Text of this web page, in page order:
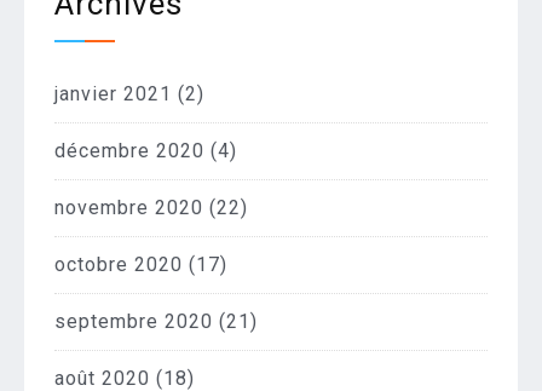
janvier 2021 (2)
décembre 2020 (4)
novembre 2020 (22)
octobre 2020 (17)
septembre 2020 (21)
août 2020 (18)